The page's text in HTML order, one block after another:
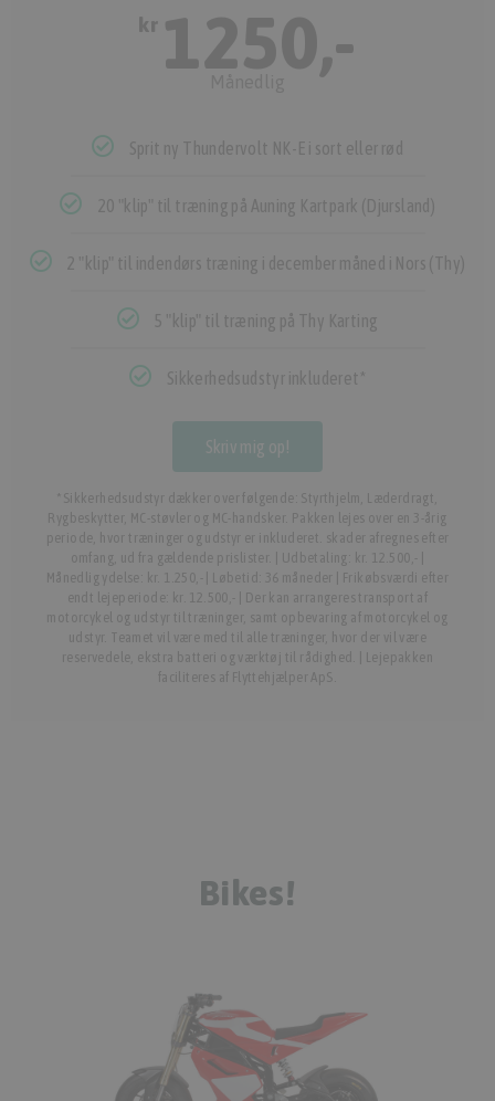
kr 1250,-
Sprit ny Thundervolt NK-E i sort eller rød
20 "klip" til træning på Auning Kartpark (Djursland)
2 "klip" til indendørs træning i december måned i Nors (Thy)
5 "klip" til træning på Thy Karting
Sikkerhedsudstyr inkluderet*
Skriv mig op!
*Sikkerhedsudstyr dækker over følgende: Styrthjelm, Læderdragt,
Rygbeskytter, MC-støvler og MC-handsker. Pakken lejes over en 3-årig
periode, hvor træninger og udstyr er inkluderet. skader afregnes efter
omfang, ud fra gældende prislister. | Udbetaling: kr. 12.500,- |
Månedlig ydelse: kr. 1.250,- | Løbetid: 36 måneder | Frikøbsværdi efter
endt lejeperiode: kr. 12.500,- | Der kan arrangeres transport af
motorcykel og udstyr til træninger, samt opbevaring af motorcykel og
udstyr. Teamet vil være med til alle træninger, hvor der vil være
reservedele, ekstra batteri og værktøj til rådighed. | Lejepakken
faciliteres af Flyttehjælper ApS.
Bikes!